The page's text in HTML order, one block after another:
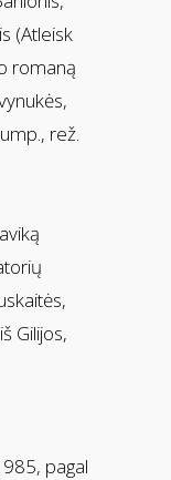
(Atleisk
romaną
rež.
Gilijos,
pagal